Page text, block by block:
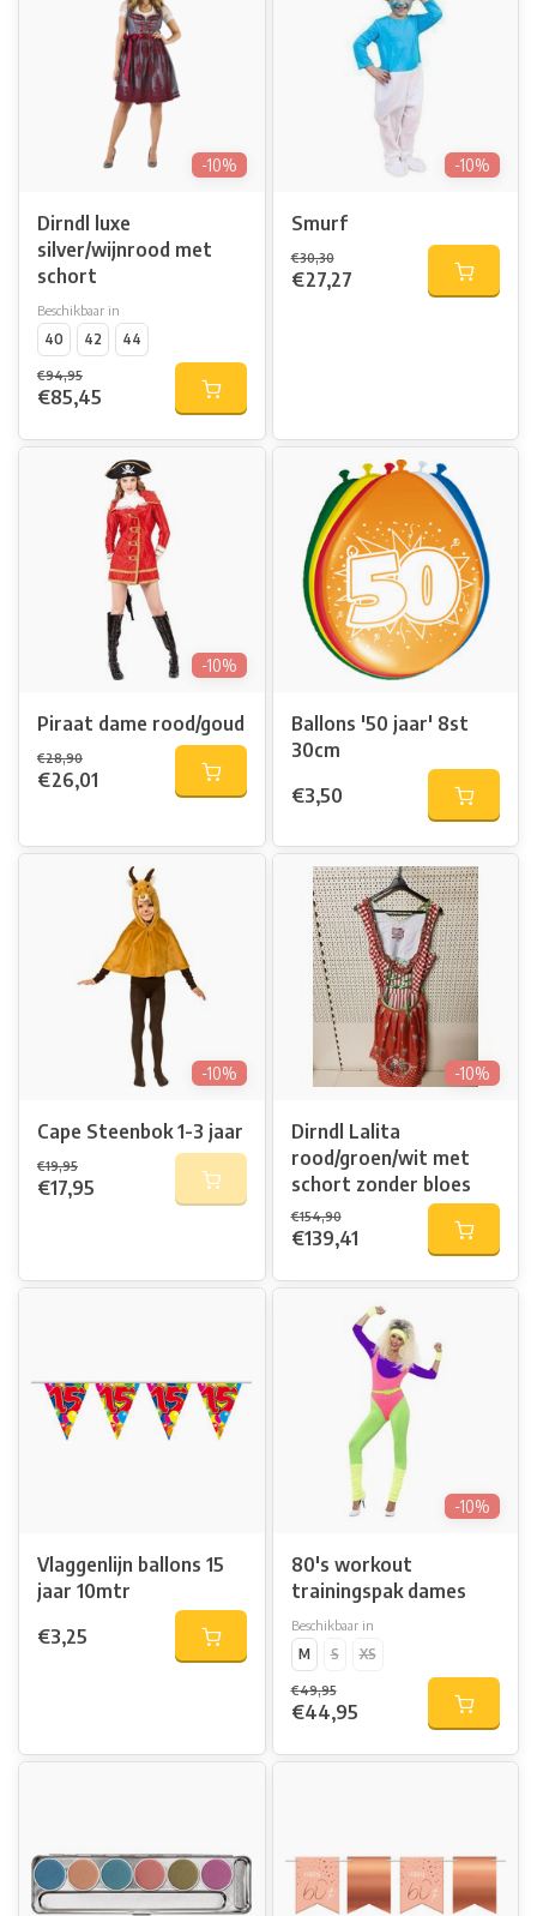
-10%
Dirndl luxe
silver/wijnrood met
schort
Beschikbaar in
40
42 44
€94,95
€85,45
-10%
Smurf
€30,30
€27,27
-10%
Piraat dame rood/goud
€28,90
€26,01
Ballons '50 jaar' 8st
30cm
€3,50
-10%
Cape Steenbok 1-3 jaar
€19,95
€17,95
-10%
Dirndl Lalita
rood/groen/wit met
schort zonder bloes
€154,90
€139,41
Vlaggenlijn ballons 15
jaar 10mtr
€3,25
-10%
80's workout
trainingspak dames
Beschikbaar in
M
S XS
€49,95
€44,95